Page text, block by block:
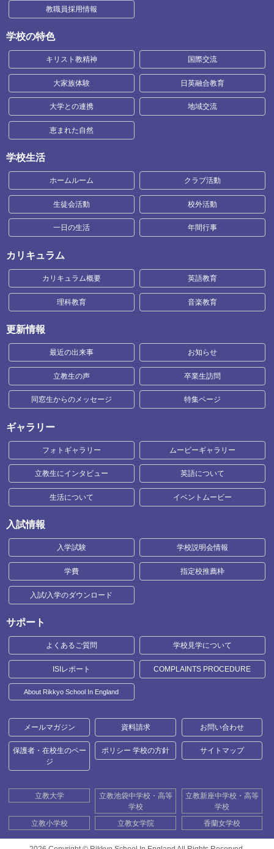
教職員採用情報
学校の特色
キリスト教精神 国際交流
大家族体験 日英融合教育
大学との連携 地域交流
恵まれた自然
学校生活
ホームルーム クラブ活動
生徒会活動 校外活動
一日の生活 年間行事
カリキュラム
カリキュラム概要 英語教育
理科教育 音楽教育
更新情報
最近の出来事 お知らせ
立教生の声 卒業生訪問
同窓生からのメッセージ 特集ページ
ギャラリー
フォトギャラリー ムービーギャラリー
立教生にインタビュー 英語について
生活について イベントムービー
入試情報
入学試験 学校説明会情報
学費 指定校推薦枠
入試/入学のダウンロード
サポート
よくあるご質問 学校見学について
ISIレポート COMPLAINTS PROCEDURE
About Rikkyo School In England
メールマガジン 資料請求 お問い合わせ
保護者・在校生のペー
ジ
ポリシー 学校の方針 サイトマップ
立教大学
立教池袋中学校・高等
学校
立教新座中学校・高等
学校
立教小学校
立教女学院 香蘭女学校